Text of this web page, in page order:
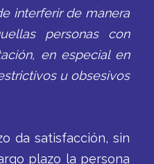
interferir de manera
personas con
en especial en
u obsesivos
da satisfacción, sin
plazo la persona